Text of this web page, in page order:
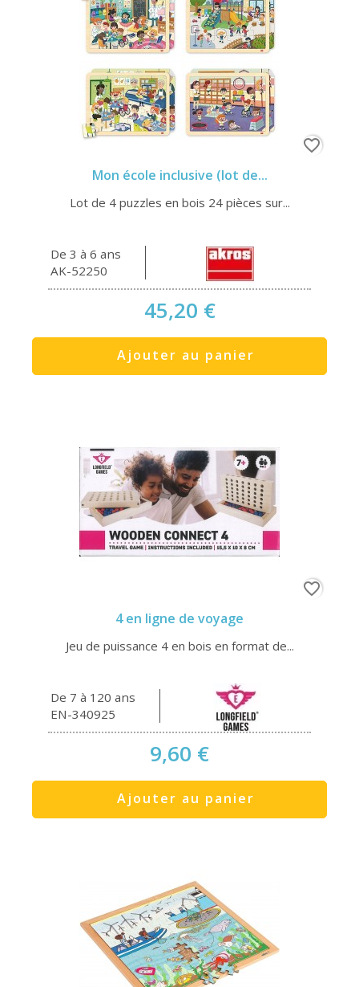
Mon école inclusive (lot de...
Lot de 4 puzzles en bois 24 pièces sur...
De 3 à 6 ans
AK-52250
45,20 €
Ajouter au panier
favorite_border
4 en ligne de voyage
Jeu de puissance 4 en bois en format de...
De 7 à 120 ans
EN-340925
9,60 €
Ajouter au panier
favorite_border